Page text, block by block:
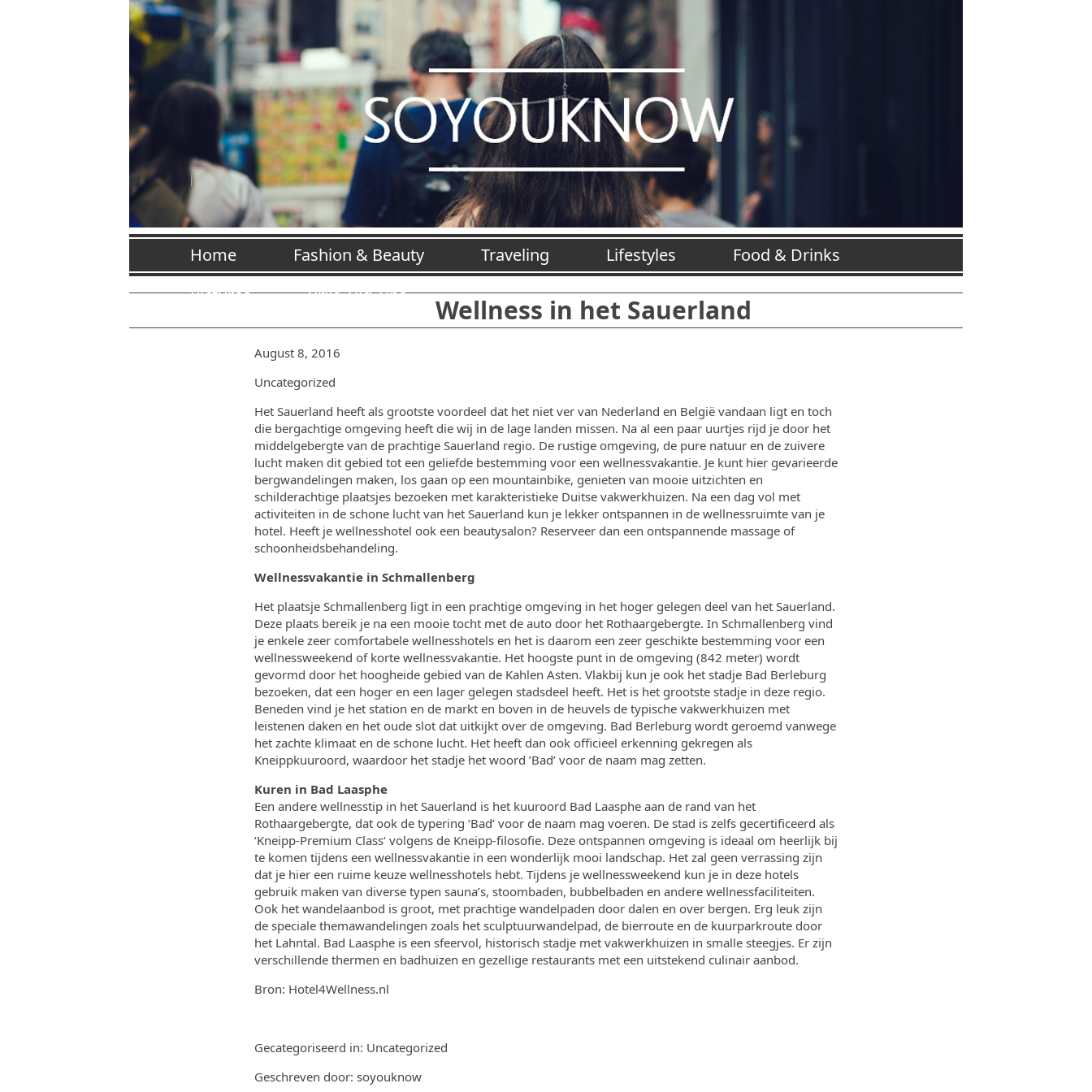
Home Fashion & Beauty Traveling Lifestyles
Food & Drinks
Pictures
Vrije Tijd Tips Wellness in het Sauerland
August 8, 2016
Uncategorized
Het Sauerland heeft als grootste voordeel dat het niet ver van Nederland en België vandaan ligt en toch
die bergachtige omgeving heeft die wij in de lage landen missen. Na al een paar uurtjes rijd je door het
middelgebergte van de prachtige Sauerland regio. De rustige omgeving, de pure natuur en de zuivere
lucht maken dit gebied tot een geliefde bestemming voor een wellnessvakantie. Je kunt hier gevarieerde
bergwandelingen maken, los gaan op een mountainbike, genieten van mooie uitzichten en
schilderachtige plaatsjes bezoeken met karakteristieke Duitse vakwerkhuizen. Na een dag vol met
activiteiten in de schone lucht van het Sauerland kun je lekker ontspannen in de wellnessruimte van je
hotel. Heeft je wellnesshotel ook een beautysalon? Reserveer dan een ontspannende massage of
schoonheidsbehandeling.
Wellnessvakantie in Schmallenberg
Het plaatsje Schmallenberg ligt in een prachtige omgeving in het hoger gelegen deel van het Sauerland.
Deze plaats bereik je na een mooie tocht met de auto door het Rothaargebergte. In Schmallenberg vind
je enkele zeer comfortabele wellnesshotels en het is daarom een zeer geschikte bestemming voor een
wellnessweekend of korte wellnessvakantie. Het hoogste punt in de omgeving (842 meter) wordt
gevormd door het hoogheide gebied van de Kahlen Asten. Vlakbij kun je ook het stadje Bad Berleburg
bezoeken, dat een hoger en een lager gelegen stadsdeel heeft. Het is het grootste stadje in deze regio.
Beneden vind je het station en de markt en boven in de heuvels de typische vakwerkhuizen met
leistenen daken en het oude slot dat uitkijkt over de omgeving. Bad Berleburg wordt geroemd vanwege
het zachte klimaat en de schone lucht. Het heeft dan ook officieel erkenning gekregen als
Kneippkuuroord, waardoor het stadje het woord ’Bad’ voor de naam mag zetten.
Kuren in Bad Laasphe
Een andere wellnesstip in het Sauerland is het kuuroord Bad Laasphe aan de rand van het
Rothaargebergte, dat ook de typering ‘Bad’ voor de naam mag voeren. De stad is zelfs gecertificeerd als
‘Kneipp-Premium Class‘ volgens de Kneipp-filosofie. Deze ontspannen omgeving is ideaal om heerlijk bij
te komen tijdens een wellnessvakantie in een wonderlijk mooi landschap. Het zal geen verrassing zijn
dat je hier een ruime keuze wellnesshotels hebt. Tijdens je wellnessweekend kun je in deze hotels
gebruik maken van diverse typen sauna’s, stoombaden, bubbelbaden en andere wellnessfaciliteiten.
Ook het wandelaanbod is groot, met prachtige wandelpaden door dalen en over bergen. Erg leuk zijn
de speciale themawandelingen zoals het sculptuurwandelpad, de bierroute en de kuurparkroute door
het Lahntal. Bad Laasphe is een sfeervol, historisch stadje met vakwerkhuizen in smalle steegjes. Er zijn
verschillende thermen en badhuizen en gezellige restaurants met een uitstekend culinair aanbod.
Bron: Hotel4Wellness.nl
Gecategoriseerd in: Uncategorized
Geschreven door: soyouknow